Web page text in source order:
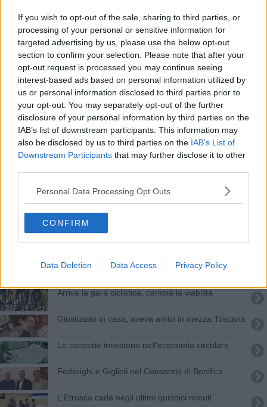
If you wish to opt-out of the sale, sharing to third parties, or
processing of your personal or sensitive information for
targeted advertising by us, please use the below opt-out
section to confirm your selection. Please note that after your
opt-out request is processed you may continue seeing
interest-based ads based on personal information utilized by
us or personal information disclosed to third parties prior to
your opt-out. You may separately opt-out of the further
disclosure of your personal information by third parties on the
IAB’s list of downstream participants. This information may
also be disclosed by us to third parties on the IAB’s List of
Downstream Participants that may further disclose it to other
Personal Data Processing Opt Outs
CONFIRM
Data Deletion Data Access Privacy Policy
Benessere del Padule, Consorzio al lavoro
"Vecchia Fornace", completati i lavori di bonifica
"eternit"
A grandi passi verso il "tubone". "L'accordo di
programma? Un vero e proprio contratto"
Auto a Gpl s'incendia mentre viaggia
Emissioni nel Cuoio, avanti col telerilevamento
Da Nonantola a Fucecchio, il sentiero pellegrino
Rossi inaugura il Polo Conciario di Santa Croce
Due furgoni e un muletto per sradicare il
bancomat
Strade provinciali, partono i lavori
Corse di ciclismo, si ferma la circolazione
Arriva la gara ciclistica, cambia la viabilità
Giustiziato in casa, aveva amici in mezza Toscana
Le concerie investono nell'economia circolare
Federighi e Giglioli nel Consorzio di Bonifica
L'Etrusca cade negli ultimi quindici minuti